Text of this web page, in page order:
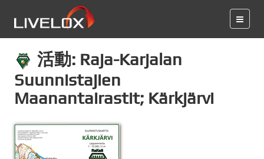
活動: Raja-Karjalan
Suunnistajien
Maanantairastit; Kärkjärvi